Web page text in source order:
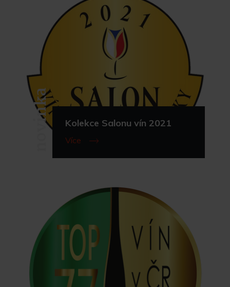
Kolekce Salonu vín 2021
novinka Více